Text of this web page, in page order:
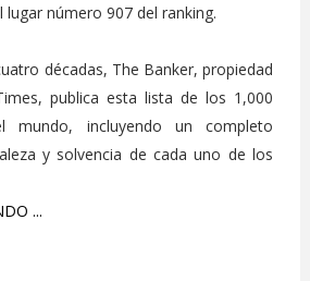
lugar número 907 del ranking.
décadas, The Banker, propiedad
publica esta lista de los 1,000
mundo, incluyendo un completo
y solvencia de cada uno de los
...